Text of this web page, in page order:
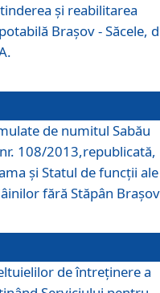
şi reabilitarea
Braşov - Săcele,
de numitul Sabău
108/2013,republicată,
şi Statul de funcţii ale
fără Stăpân
de întreţinere a